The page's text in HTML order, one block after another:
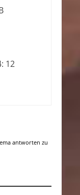
12
antworten zu